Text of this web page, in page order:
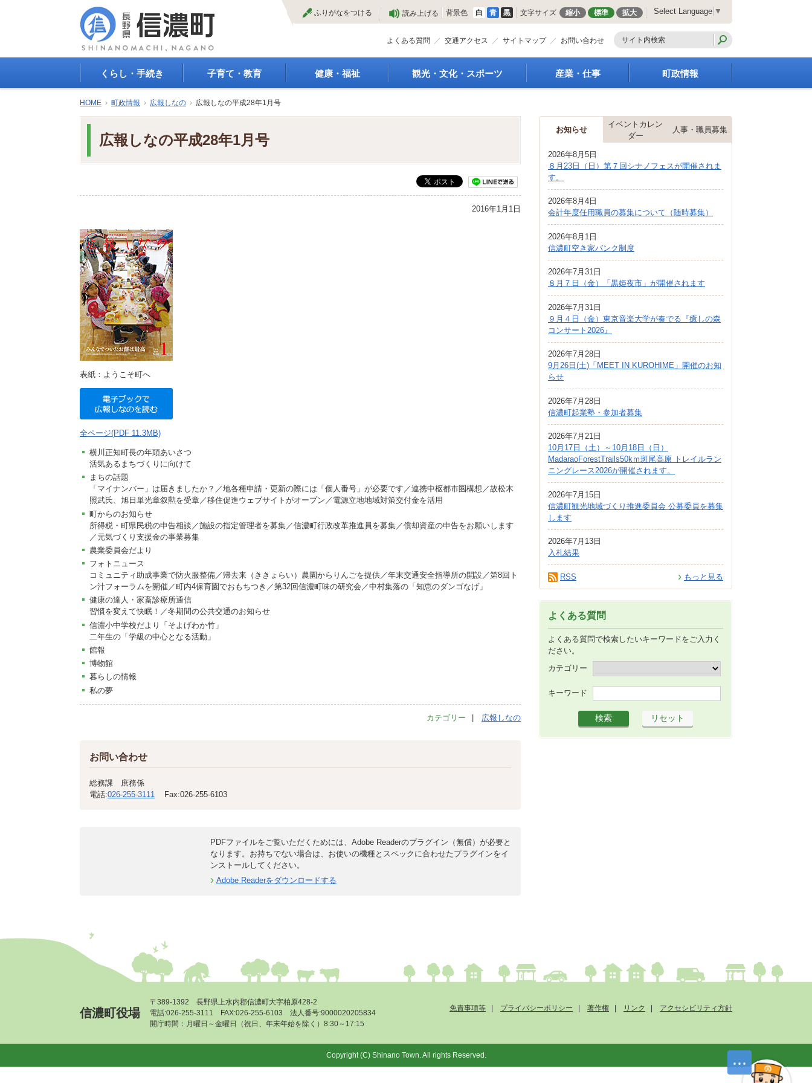
文
ふりがなをつける 読み上げる 背景色 白 青 黒 文字サイズ 縮小 標準 拡大 Select Language ▼
よくある質問 交通アクセス サイトマップ お問い合わせ
くらし・手続き
登録
年金・保険
生活道路
交通安全・防犯
環境
施設
町民活動
相談窓口
ペット
子育て・教育
保育園・幼稚園
健康・福祉 観光・文化・スポーツ
スポーツ
産業・仕事
商工業振興
届出・証明・法令・規
企業の税金
入札・契約
指定管理者制度
求人情報
町政情報
庁舎案内
町長の部屋
都市整備
広報しなの
町制70周年記念
HOME › 町政情報 › 広報しなの › 広報しなの平成28年1月号
広報しなの平成28年1月号
2016年1月1日
表紙：ようこそ町へ
全ページ(PDF 11.3MB)
横川正知町長の年頭あいさつ
活気あるまちづくりに向けて
まちの話題
「マイナンバー」は届きましたか？／地各種申請・更新の際には「個人番号」が必要です／連携中枢都市圏構想／故松木
照武氏、旭日単光章叙勲を受章／移住促進ウェブサイトがオープン／電源立地地域対策交付金を活用
町からのお知らせ
所得税・町県民税の申告相談／施設の指定管理者を募集／信濃町行政改革推進員を募集／償却資産の申告をお願いします
／元気づくり支援金の事業募集
農業委員会だより
フォトニュース
コミュニティ助成事業で防火服整備／帰去来（ききょらい）農園からりんごを提供／年末交通安全指導所の開設／第8回ト
ン汁フォーラムを開催／町内4保育園でおもちつき／第32回信濃町味の研究会／中村集落の「知恵のダンゴなげ」
健康の達人・家畜診療所通信
習慣を変えて快眠！／冬期間の公共交通のお知らせ
信濃小中学校だより「そよげわか竹」
二年生の「学級の中心となる活動」
館報
博物館
暮らしの情報
私の夢
カテゴリー 広報しなの
お問い合わせ
総務課 庶務係
電話:026-255-3111 Fax:026-255-6103
PDFファイルをご覧いただくためには、Adobe Readerのプラグイン（無償）が必要と
なります。お持ちでない場合は、お使いの機種とスペックに合わせたプラグインをイ
ンストールしてください。
Adobe Readerをダウンロードする
お知らせ
イベントカレン
ダー
人事・職員募集
2026年8月5日
８月23日（日）第７回シナノフェスが開催されま
す。
2026年8月4日
会計年度任用職員の募集について（随時募集）
2026年8月1日
信濃町空き家バンク制度
2026年7月31日
８月７日（金）「黒姫夜市」が開催されます
2026年7月31日
９月４日（金）東京音楽大学が奏でる『癒しの森
コンサート2026』
2026年7月28日
9月26日(土)「MEET IN KUROHIME」開催のお知
らせ
2026年7月28日
信濃町起業塾・参加者募集
2026年7月21日
10月17日（土）～10月18日（日）
MadaraoForestTrails50kｍ斑尾高原 トレイルラン
ニングレース2026が開催されます。
2026年7月15日
信濃町観光地域づくり推進委員会 公募委員を募集
します
2026年7月13日
入札結果
もっと見る
RSS
よくある質問
よくある質問で検索したいキーワードをご入力く
ださい。
カテゴリー
キーワード
信濃町役場
〒389-1392 長野県上水内郡信濃町大字柏原428-2
電話:026-255-3111 FAX:026-255-6103 法人番号:9000020205834
開庁時間：月曜日～金曜日（祝日、年末年始を除く）8:30～17:15
免責事項等 プライバシーポリシー 著作権 リンク アクセシビリティ方針
Copyright (C) Shinano Town. All rights Reserved.